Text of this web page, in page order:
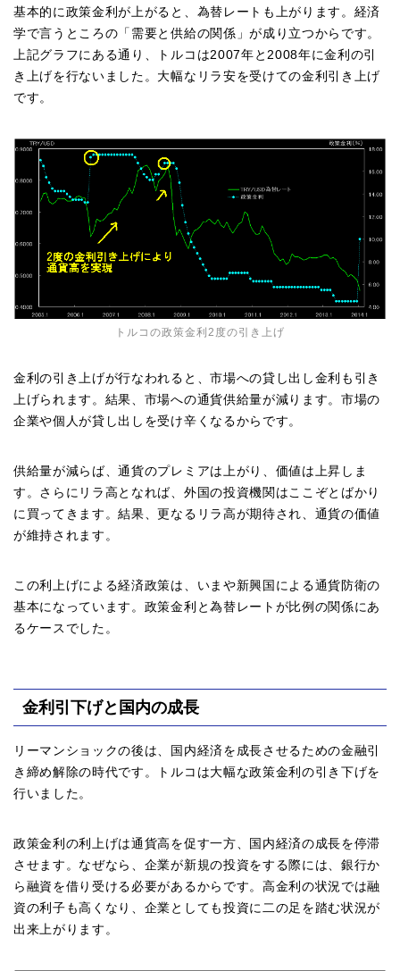
基本的に政策金利が上がると、為替レートも上がります。経済
学で言うところの「需要と供給の関係」が成り立つからです。
上記グラフにある通り、トルコは2007年と2008年に金利の引
き上げを行ないました。大幅なリラ安を受けての金利引き上げ
です。
トルコの政策金利2度の引き上げ
金利の引き上げが行なわれると、市場への貸し出し金利も引き
上げられます。結果、市場への通貨供給量が減ります。市場の
企業や個人が貸し出しを受け辛くなるからです。
供給量が減らば、通貨のプレミアは上がり、価値は上昇しま
す。さらにリラ高となれば、外国の投資機関はここぞとばかり
に買ってきます。結果、更なるリラ高が期待され、通貨の価値
が維持されます。
この利上げによる経済政策は、いまや新興国による通貨防衛の
基本になっています。政策金利と為替レートが比例の関係にあ
るケースでした。
金利引下げと国内の成長
リーマンショックの後は、国内経済を成長させるための金融引
き締め解除の時代です。トルコは大幅な政策金利の引き下げを
行いました。
政策金利の利上げは通貨高を促す一方、国内経済の成長を停滞
させます。なぜなら、企業が新規の投資をする際には、銀行か
ら融資を借り受ける必要があるからです。高金利の状況では融
資の利子も高くなり、企業としても投資に二の足を踏む状況が
出来上がります。